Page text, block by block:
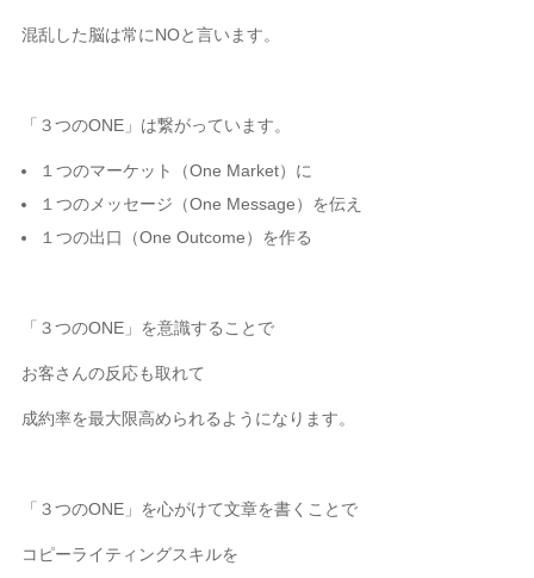
混乱した脳は常にNOと言います。
「３つのONE」は繋がっています。
１つのマーケット（One Market）に
１つのメッセージ（One Message）を伝え
１つの出口（One Outcome）を作る
「３つのONE」を意識することで
お客さんの反応も取れて
成約率を最大限高められるようになります。
「３つのONE」を心がけて文章を書くことで
コピーライティングスキルを